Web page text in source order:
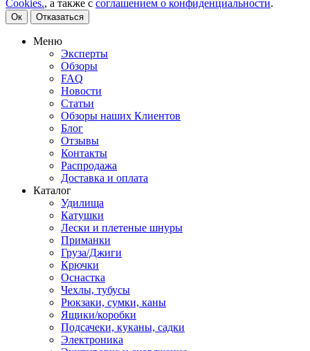
Cookies., а также с соглашением о конфиденциальности.
Ок Отказаться
Меню
Эксперты
Обзоры
FAQ
Новости
Статьи
Обзоры наших Клиентов
Блог
Отзывы
Контакты
Распродажа
Доставка и оплата
Каталог
Удилища
Катушки
Лески и плетеные шнуры
Приманки
Груза/Джиги
Крючки
Оснастка
Чехлы, тубусы
Рюкзаки, сумки, каны
Ящики/коробки
Подсачеки, куканы, садки
Электроника